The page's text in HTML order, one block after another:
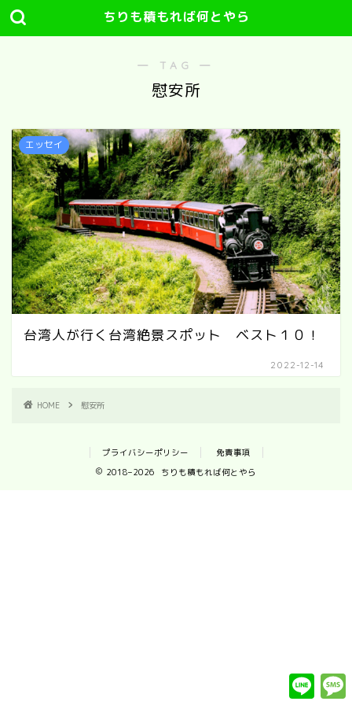
ちりも積もれば何とやら
― TAG ―
慰安所
エッセイ
台湾人が行く台湾絶景スポット ベスト１０！
2022-12-14
HOME 慰安所
プライバシーポリシー
免責事項
2018–2026 ちりも積もれば何とやら
L